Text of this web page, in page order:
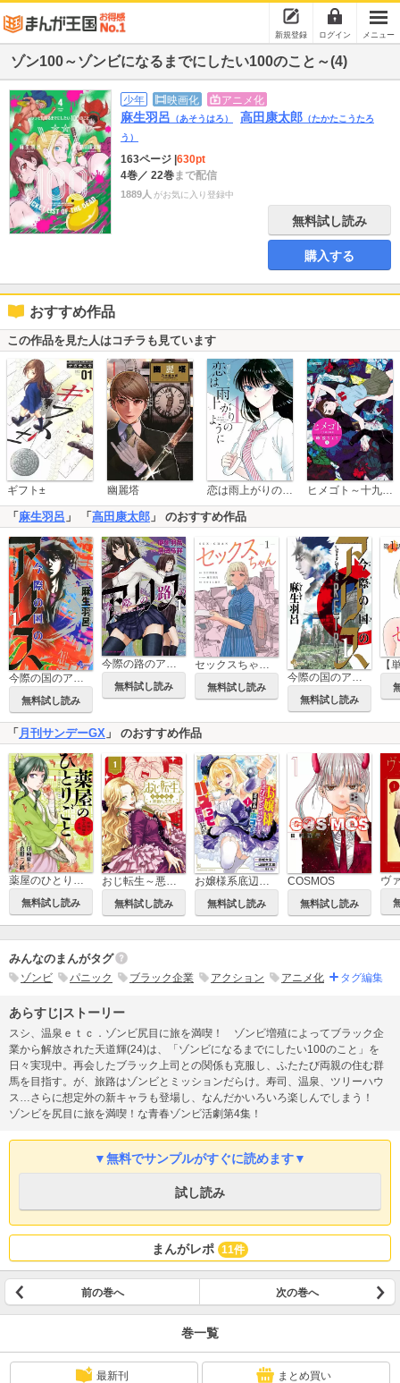
新規登録 ログイン メニュー
ゾン100～ゾンビになるまでにしたい100のこと～(4)
少年 映画化 アニメ化
麻生羽呂 （あそうはろ） 高田康太郎 （たかたこうたろ
う）
163ページ 630pt
4巻／ 22巻まで配信
1889人 がお気に入り登録中
無料試し読み
購入する
おすすめ作品
この作品を見た人はコチラも見ています
ギフト± 幽麗塔 恋は雨上がりのように ヒメゴト～十九歳の制服～
「 麻生羽呂 」 「 高田康太郎 」 のおすすめ作品
今際の国のアリス
無料試し読み
今際の路のアリス
無料試し読み 無料試し読み
今際の国のアリス RETRY
無料試し読み
「 月刊サンデーGX 」 のおすすめ作品
薬屋のひとりごと～猫猫の後宮謎解き手帳～
無料試し読み 無料試し読み 無料試し読み
COSMOS
無料試し読み
ヴ
みんなのまんがタグ
ゾンビ パニック ブラック企業 アクション アニメ化 タグ編集
あらすじ|ストーリー
スシ、温泉ｅｔｃ．ゾンビ尻目に旅を満喫！ ゾンビ増殖によってブラック企
業から解放された天道輝(24)は、「ゾンビになるまでにしたい100のこと」を
日々実現中。再会したブラック上司との関係も克服し、ふたたび両親の住む群
馬を目指す。が、旅路はゾンビとミッションだらけ。寿司、温泉、ツリーハウ
ス…さらに想定外の新キャラも登場し、なんだかいろいろ楽しんでしまう！
ゾンビを尻目に旅を満喫！な青春ゾンビ活劇第4集！
▼無料でサンプルがすぐに読めます▼
試し読み
まんがレポ 11件
前の巻へ 次の巻へ
巻一覧
最新刊 まとめ買い